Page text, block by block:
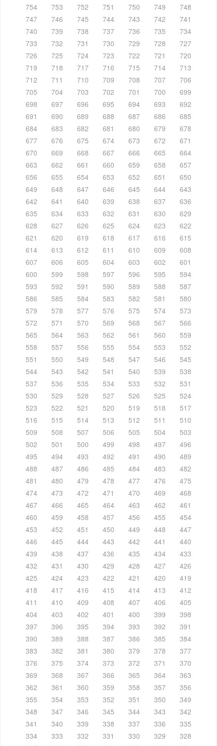
754 753 752 751 750 749
748
747
746 745 744 743 742
741
740
739 738 737 736 735
734
733
732 731 730 729 728
727
726
725 724 723 722 721
720
719
718 717 716 715 714
713
712
711 710 709 708 707
706
705
704 703 702 701 700
699
698
697 696 695 694 693
692
691
690 689 688 687 686
685
684
683 682 681 680 679
678
677
676 675 674 673 672
671
670
669 668 667 666 665
664
663
662 661 660 659 658
657
656
655 654 653 652 651
650
649
648 647 646 645 644
643
642
641 640 639 638 637
636
635
634 633 632 631 630
629
628
627 626 625 624 623
622
621
620 619 618 617 616
615
614
613 612 611 610 609
608
607
606 605 604 603 602
601
600
599 598 597 596 595
594
593
592 591 590 589 588
587
586
585 584 583 582 581
580
579
578 577 576 575 574
573
572
571 570 569 568 567
566
565
564 563 562 561 560
559
558
557 556 555 554 553
552
551
550 549 548 547 546
545
544
543 542 541 540 539
538
537
536 535 534 533 532
531
530
529 528 527 526 525
524
523
522 521 520 519 518
517
516
515 514 513 512 511
510
509
508 507 506 505 504
503
502
501 500 499 498 497
496
495
494 493 492 491 490
489
488
487 486 485 484 483
482
481
480 479 478 477 476
475
474
473 472 471 470 469
468
467
466 465 464 463 462
461
460
459 458 457 456 455
454
453
452 451 450 449 448
447
446
445 444 443 442 441
440
439
438 437 436 435 434
433
432
431 430 429 428 427
426
425
424 423 422 421 420
419
418
417 416 415 414 413
412
411
410 409 408 407 406
405
404
403 402 401 400 399
398
397
396 395 394 393 392
391
390
389 388 387 386 385
384
383
382 381 380 379 378
377
376
375 374 373 372 371
370
369
368 367 366 365 364
363
362
361 360 359 358 357
356
355
354 353 352 351 350
349
348
347 346 345 344 343
342
341
340 339 338 337 336
335
334
333 332 331 330 329
328